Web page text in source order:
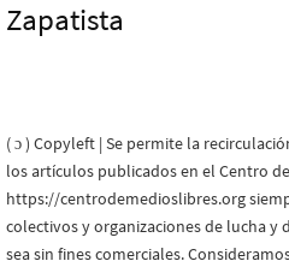
Zapatista
( ɔ ) Copyleft | Se permite la
los artículos publicados en el Centro
https://centrodemedioslibres.org
colectivos y organizaciones de lucha y
sea sin fines comerciales.